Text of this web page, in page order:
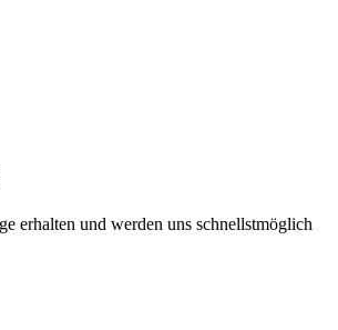
erhalten und werden uns schnellstmöglich